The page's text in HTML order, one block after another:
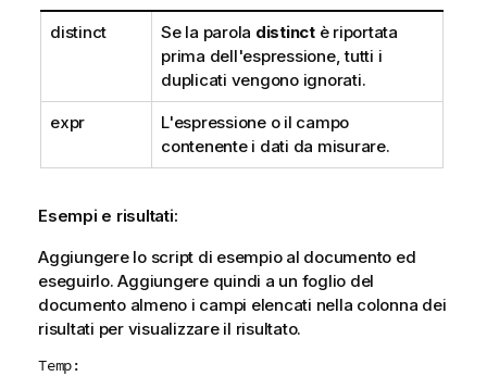
distinct Se la parola distinctè riportata
prima dell'espressione, tutti i
duplicati vengono ignorati.
expr
L'espressione o il campo
contenente i dati da misurare.
Esempi e risultati:
Aggiungere lo script di esempio al documento ed
eseguirlo. Aggiungere quindi a un foglio del
documento almeno i campi elencati nella colonna dei
risultati per visualizzare il risultato.
Temp: